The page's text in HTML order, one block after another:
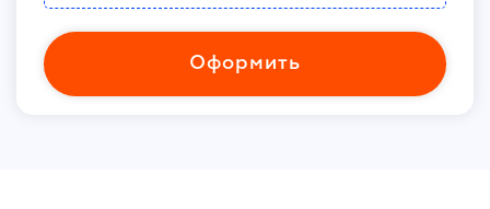
Оформить